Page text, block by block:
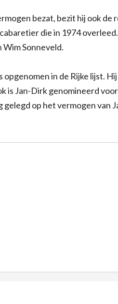
bezat, bezit hij ook
die in 1974
Wim Sonneveld.
in de Rijke lijst.
is Jan-Dirk genomineerd
op het vermogen van